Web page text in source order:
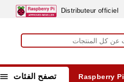
Distributeur officiel
 تصفح الفئات Raspberry Pi